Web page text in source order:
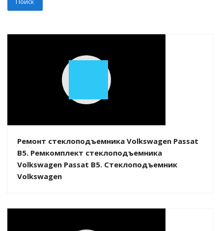
Play
Ремонт стеклоподъемника Volkswagen Passat
B5. Ремкомплект стеклоподъемника
Volkswagen Passat B5. Стеклоподъемник
Volkswagen